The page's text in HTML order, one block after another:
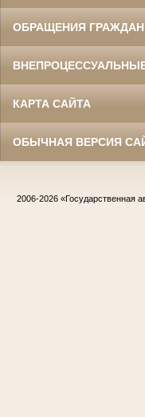
ОБРАЩЕНИЯ ГРАЖДАН
КАРТА САЙТА
ОБЫЧНАЯ ВЕРСИЯ
2006-2026 «Государственная